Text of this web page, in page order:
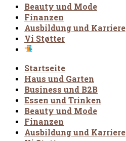
Beauty und Mode
Finanzen
Ausbildung und Karriere
Vi Støtter
Startseite
Haus und Garten
Business und B2B
Essen und Trinken
Beauty und Mode
Finanzen
Ausbildung und Karriere